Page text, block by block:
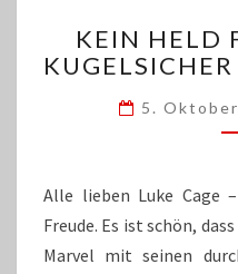
KEIN HELD
5.
Alle lieben Luke Cage
Freude. Es ist schön,
Marvel mit seinen